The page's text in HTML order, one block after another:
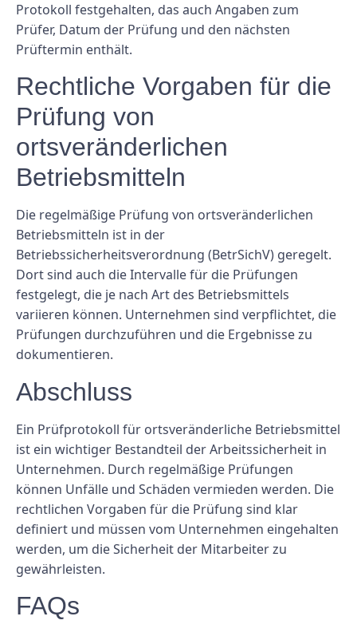
Protokoll festgehalten, das auch Angaben zum
Prüfer, Datum der Prüfung und den nächsten
Prüftermin enthält.
Rechtliche Vorgaben für die
Prüfung von
ortsveränderlichen
Betriebsmitteln
Die regelmäßige Prüfung von ortsveränderlichen
Betriebsmitteln ist in der
Betriebssicherheitsverordnung (BetrSichV) geregelt.
Dort sind auch die Intervalle für die Prüfungen
festgelegt, die je nach Art des Betriebsmittels
variieren können. Unternehmen sind verpflichtet, die
Prüfungen durchzuführen und die Ergebnisse zu
dokumentieren.
Abschluss
Ein Prüfprotokoll für ortsveränderliche Betriebsmittel
ist ein wichtiger Bestandteil der Arbeitssicherheit in
Unternehmen. Durch regelmäßige Prüfungen
können Unfälle und Schäden vermieden werden. Die
rechtlichen Vorgaben für die Prüfung sind klar
definiert und müssen vom Unternehmen eingehalten
werden, um die Sicherheit der Mitarbeiter zu
gewährleisten.
FAQs